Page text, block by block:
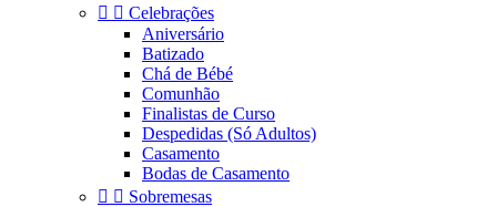
  Celebrações
Aniversário
Batizado
Chá de Bébé
Comunhão
Finalistas de Curso
Despedidas (Só Adultos)
Casamento
Bodas de Casamento
  Sobremesas